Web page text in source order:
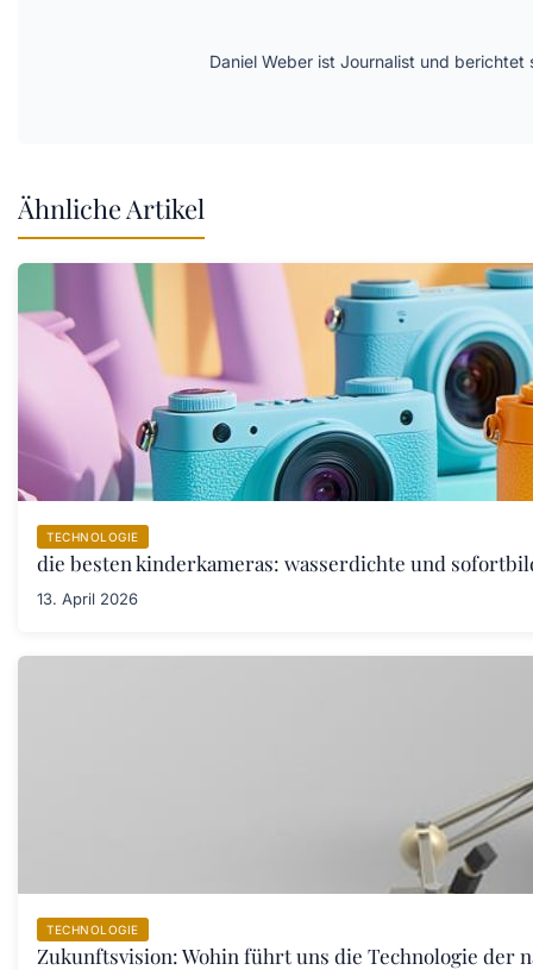
Daniel Weber ist Journalist und
Ähnliche Artikel
TECHNOLOGIE
die besten kinderkameras: wasserdichte und
13. April 2026
TECHNOLOGIE
Zukunftsvision: Wohin führt uns die Technologie der